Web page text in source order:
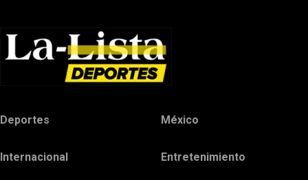
Deportes México
Internacional Entretenimiento